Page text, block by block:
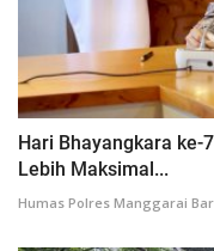
Hari Bhayangkara ke-
Lebih Maksimal...
Humas Polres Manggarai